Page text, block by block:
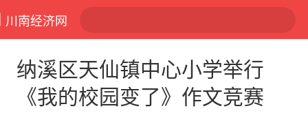
川南经济网
纳溪区天仙镇中心小学举行
《我的校园变了》作文竞赛